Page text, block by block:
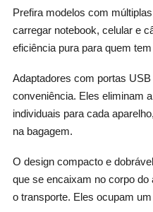
Prefira modelos com
carregar notebook, celular e
eficiência pura para quem
Adaptadores com portas
conveniência. Eles eliminam
individuais para cada
na bagagem.
O design compacto e
que se encaixam no corpo
o transporte. Eles ocupam